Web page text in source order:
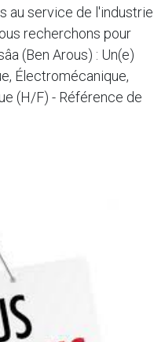
au service de l'industrie
recherchons pour
(Ben Arous) : Un(e)
Électromécanique,
(H/F) - Référence de